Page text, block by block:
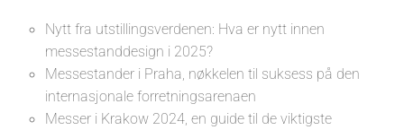
Nytt fra utstillingsverdenen: Hva er nytt innen
messestanddesign i 2025?
Messestander i Praha, nøkkelen til suksess på den
internasjonale forretningsarenaen
Messer i Krakow 2024, en guide til de viktigste